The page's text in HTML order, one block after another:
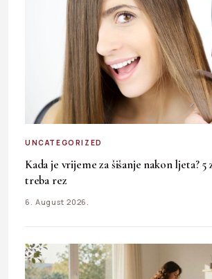
UNCATEGORIZED
Kada je vrijeme za šišanje nakon ljeta? 5
treba rez
6. August 2026.